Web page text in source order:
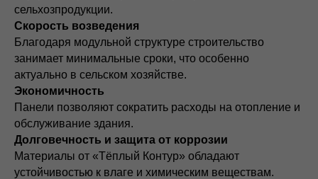
сельхозпродукции.
Скорость возведения
Благодаря модульной структуре строительство
занимает минимальные сроки, что особенно
актуально в сельском хозяйстве.
Экономичность
Панели позволяют сократить расходы на отопление и
обслуживание здания.
Долговечность и защита от коррозии
Материалы от «Тёплый Контур» обладают
устойчивостью к влаге и химическим веществам.